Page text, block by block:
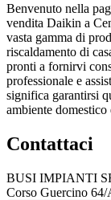
Benvenuto nella
vendita Daikin a
vasta gamma di
riscaldamento di
pronti a fornirvi
professionale e
significa garantirsi
ambiente domestico
Contattaci
BUSI IMPIANTI
Corso Guercino